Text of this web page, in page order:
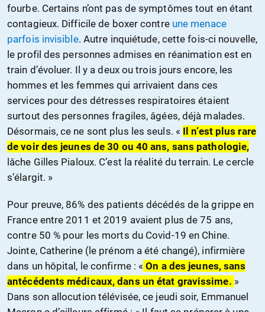
fourbe. Certains n’ont pas de symptômes tout en étant
contagieux. Difficile de boxer contre une menace
parfois invisible. Autre inquiétude, cette fois-ci nouvelle,
le profil des personnes admises en réanimation est en
train d’évoluer. Il y a deux ou trois jours encore, les
hommes et les femmes qui arrivaient dans ces
services pour des détresses respiratoires étaient
surtout des personnes fragiles, âgées, déjà malades.
Désormais, ce ne sont plus les seuls. « Il n’est plus rare
de voir des jeunes de 30 ou 40 ans, sans pathologie,
lâche Gilles Pialoux. C’est la réalité du terrain. Le cercle
s’élargit. »
Pour preuve, 86% des patients décédés de la grippe en
France entre 2011 et 2019 avaient plus de 75 ans,
contre 50 % pour les morts du Covid-19 en Chine.
Jointe, Catherine (le prénom a été changé), infirmière
dans un hôpital, le confirme : « On a des jeunes, sans
antécédents médicaux, dans un état gravissime. »
Dans son allocution télévisée, ce jeudi soir, Emmanuel